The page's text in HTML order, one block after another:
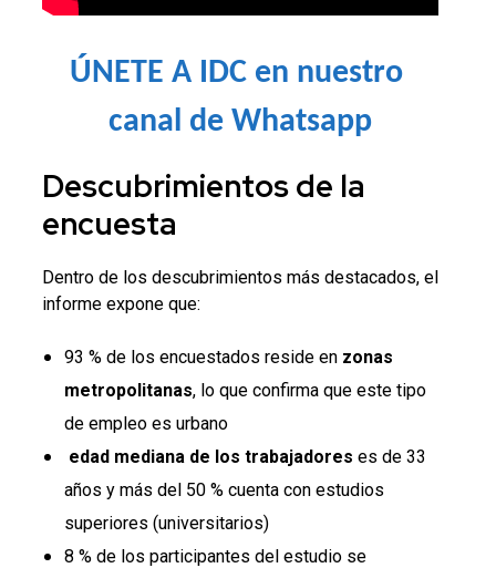
ÚNETE A IDC en nuestro
canal de Whatsapp
Descubrimientos de la
encuesta
Dentro de los descubrimientos más destacados, el
informe expone que:
93 % de los encuestados reside en zonas
metropolitanas, lo que confirma que este tipo
de empleo es urbano
edad mediana de los trabajadores es de 33
años y más del 50 % cuenta con estudios
superiores (universitarios)
8 % de los participantes del estudio se